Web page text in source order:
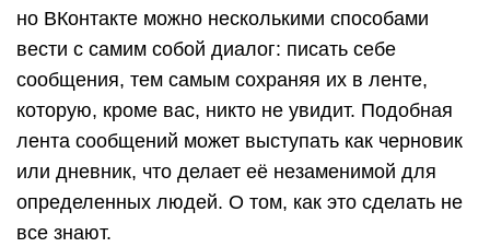
но ВКонтакте можно несколькими способами
вести с самим собой диалог: писать себе
сообщения, тем самым сохраняя их в ленте,
которую, кроме вас, никто не увидит. Подобная
лента сообщений может выступать как черновик
или дневник, что делает её незаменимой для
определенных людей. О том, как это сделать не
все знают.